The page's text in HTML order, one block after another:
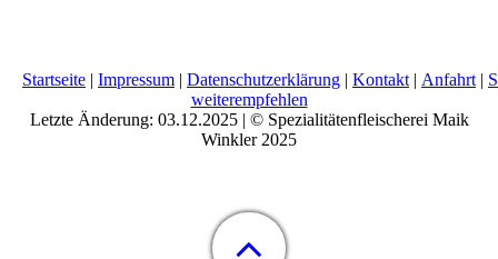
Startseite | Impressum | Datenschutzerklärung | Kontakt | Anfahrt |
weiterempfehlen
Letzte Änderung: 03.12.2025 | © Spezialitätenfleischerei Maik
Winkler2025